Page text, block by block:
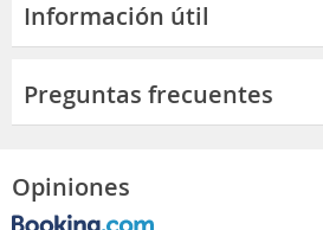
Información útil
Preguntas frecuentes
Opiniones